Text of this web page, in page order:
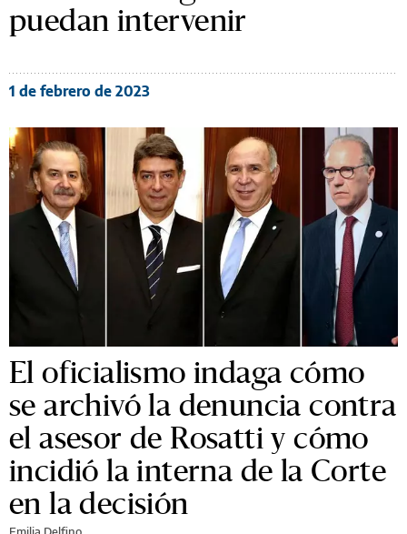
puedan intervenir
1 de febrero de 2023
El oficialismo indaga cómo
se archivó la denuncia contra
el asesor de Rosatti y cómo
incidió la interna de la Corte
en la decisión